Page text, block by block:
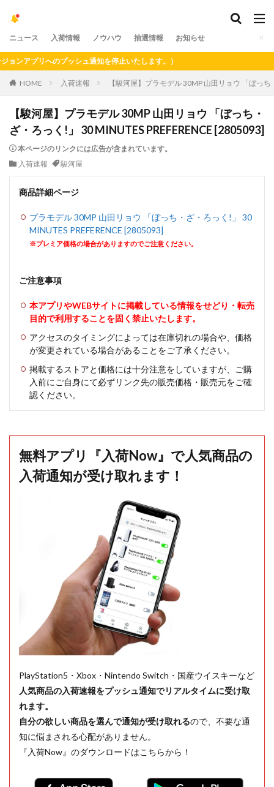
ニュース 入荷情報 ノウハウ 抽選情報 お知らせ
プリへのプッシュ通知を停止いたします。）
HOME 入荷速報 【駿河屋】プラモデル 30MP 山田リョウ 「ぼっ
【駿河屋】プラモデル 30MP 山田リョウ 「ぼっち・
ざ・ろっく!」 30 MINUTES PREFERENCE [2805093]
本ページのリンクには広告が含まれています。
入荷速報
駿河屋
商品詳細ページ
プラモデル 30MP 山田リョウ 「ぼっち・ざ・ろっく!」 30
MINUTES PREFERENCE [2805093]
※プレミア価格の場合がありますのでご注意ください。
ご注意事項
本アプリやWEBサイトに掲載している情報をせどり・転売
目的で利用することを固く禁止いたします。
アクセスのタイミングによっては在庫切れの場合や、価格
が変更されている場合があることをご了承ください。
掲載するストアと価格には十分注意をしていますが、ご購
入前にご自身にて必ずリンク先の販売価格・販売元をご確
認ください。
無料アプリ『入荷Now』で人気商品の
入荷通知が受け取れます！
PlayStation5・Xbox・Nintendo Switch・国産ウイスキーなど
人気商品の入荷速報をプッシュ通知でリアルタイムに受け取
れます。
自分の欲しい商品を選んで通知が受け取れるので、不要な通
知に悩まされる心配がありません。
『入荷Now』のダウンロードはこちらから！